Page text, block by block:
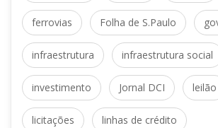
ferrovia Folha de S.Paulo
infraestrutura infraestrutura social
investimento Jornal DCI leilão
licitaçõe linhas de crédito